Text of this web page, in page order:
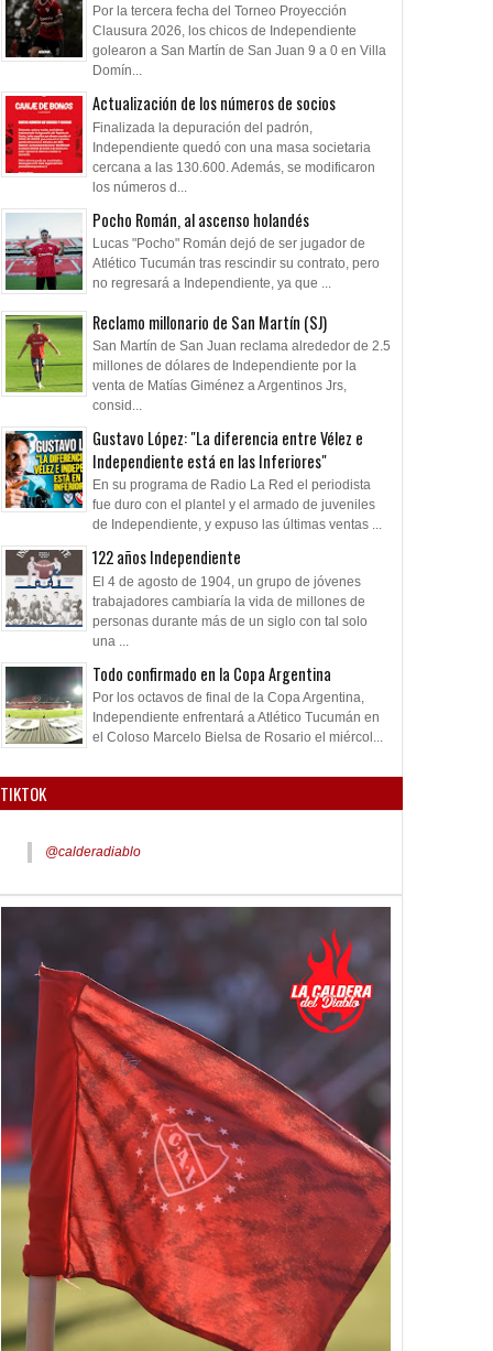
Por la tercera fecha del Torneo Proyección
Clausura 2026, los chicos de Independiente
golearon a San Martín de San Juan 9 a 0 en Villa
Domín...
Actualización de los números de socios
Finalizada la depuración del padrón,
Independiente quedó con una masa societaria
cercana a las 130.600. Además, se modificaron
los números d...
Pocho Román, al ascenso holandés
Lucas "Pocho" Román dejó de ser jugador de
Atlético Tucumán tras rescindir su contrato, pero
no regresará a Independiente, ya que ...
Reclamo millonario de San Martín (SJ)
San Martín de San Juan reclama alrededor de 2.5
millones de dólares de Independiente por la
venta de Matías Giménez a Argentinos Jrs,
consid...
Gustavo López: "La diferencia entre Vélez e
Independiente está en las Inferiores"
En su programa de Radio La Red el periodista
fue duro con el plantel y el armado de juveniles
de Independiente, y expuso las últimas ventas ...
122 años Independiente
El 4 de agosto de 1904, un grupo de jóvenes
trabajadores cambiaría la vida de millones de
personas durante más de un siglo con tal solo
una ...
Todo confirmado en la Copa Argentina
Por los octavos de final de la Copa Argentina,
Independiente enfrentará a Atlético Tucumán en
el Coloso Marcelo Bielsa de Rosario el miércol...
TIKTOK
@calderadiablo